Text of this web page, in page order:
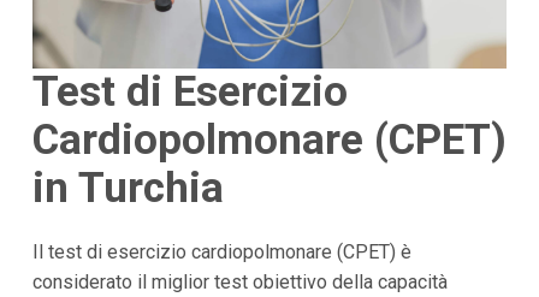
Test di Esercizio
Cardiopolmonare (CPET)
in Turchia
Il test di esercizio cardiopolmonare (CPET) è
considerato il miglior test obiettivo della capacità